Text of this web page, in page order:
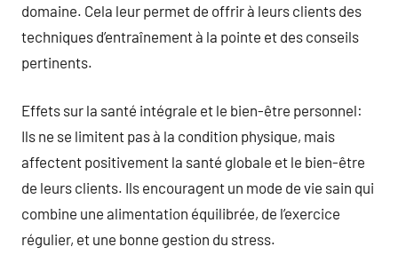
domaine. Cela leur permet de offrir à leurs clients des
techniques d’entraînement à la pointe et des conseils
pertinents.
Effets sur la santé intégrale et le bien-être personnel:
Ils ne se limitent pas à la condition physique, mais
affectent positivement la santé globale et le bien-être
de leurs clients. Ils encouragent un mode de vie sain qui
combine une alimentation équilibrée, de l’exercice
régulier, et une bonne gestion du stress.